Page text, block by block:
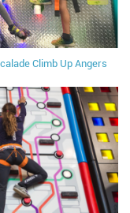
Climb Up Angers